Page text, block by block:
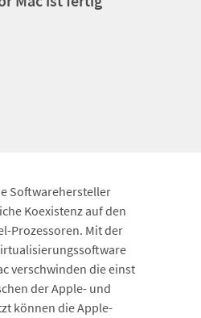
Softwarehersteller
Koexistenz auf den
Prozessoren. Mit der
verschwinden die einst
der Apple- und
können die Apple-